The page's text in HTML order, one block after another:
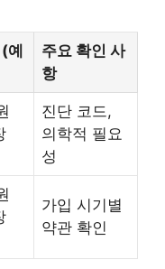
예
주요 확인 사
항
진단 코드,
의학적 필요
성
가입 시기별
약관 확인